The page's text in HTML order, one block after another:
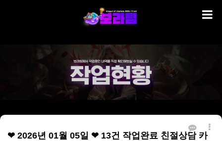
❤ 2026년 01월 05일 ❤ 13건 작업완료 친절상담 카